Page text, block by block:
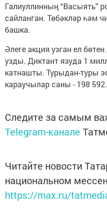
Галиуллинның “Васыять”
сайланган. Төбәкләр һәм
башка.
Әлеге акция узган ел
узды. Диктант язуда 1
катнашты. Турыдан-туры
караучылар саны - 198 592.
Следите за самым
Telegram-канале
Читайте новости
национальном
https://max.ru/